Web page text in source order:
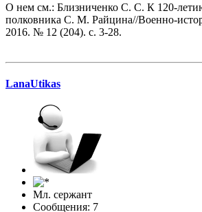
О нем см.: Близниченко С. С. К 120-
полковника С. М. Райцина//Военно-
2016. № 12 (204). с. 3-28.
LanaUtikas
Мл. сержант
Сообщения: 7